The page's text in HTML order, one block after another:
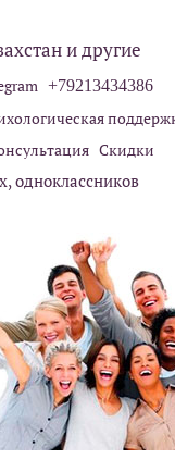
и другие
+79213434386
Скидки
одноклассников